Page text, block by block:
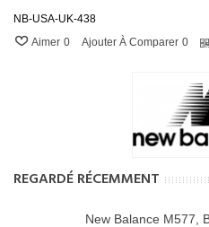
NB-USA-UK-438
Aimer 0 Ajouter À Comparer 0
REGARDÉ RÉCEMMENT
New Balance M577,